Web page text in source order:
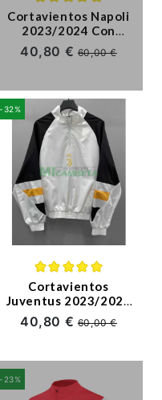
Cortavientos Napoli
2023/2024 Con
Capucha Azul
40,80 €60,00 €
-32%
Cortavientos
Juventus 2023/2024
Blanco/Negro
40,80 €60,00 €
-23%